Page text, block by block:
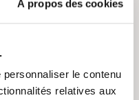
À propos des cookies
le contenu
relatives aux